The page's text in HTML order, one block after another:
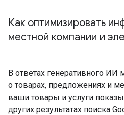
Как оптимизировать
местной компании и
В ответах генеративного
о товарах, предложениях и
ваши товары и услуги
других результатах поиска